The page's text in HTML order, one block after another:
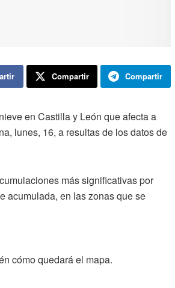
Compartir Compartir
en Castilla y León que afecta a
lunes, 16, a resultas de los datos de
más significativas por
acumulada, en las zonas que se
cómo quedará el mapa.